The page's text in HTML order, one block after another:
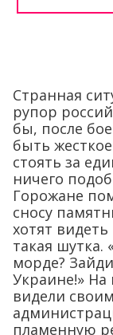
Странная
рупор
бы, после
быть
стоять за
ничего
Горожане
сносу
хотят
такая шутка.
морде?
Украине!»
видели
пламенную